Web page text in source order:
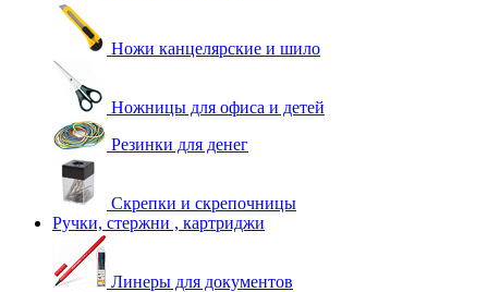
Ножи канцелярские и шило
Ножницы для офиса и детей
Резинки для денег
Скрепки и скрепочницы
Ручки, стержни , картриджи
Линеры для документов